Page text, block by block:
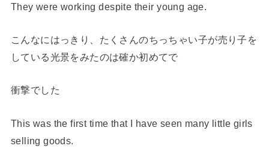
They were working despite their young age.
こんなにはっきり、たくさんのちっちゃい子が売り子を
している光景をみたのは確か初めてで
衝撃でした
This was the first time that I have seen many little girls
selling goods.